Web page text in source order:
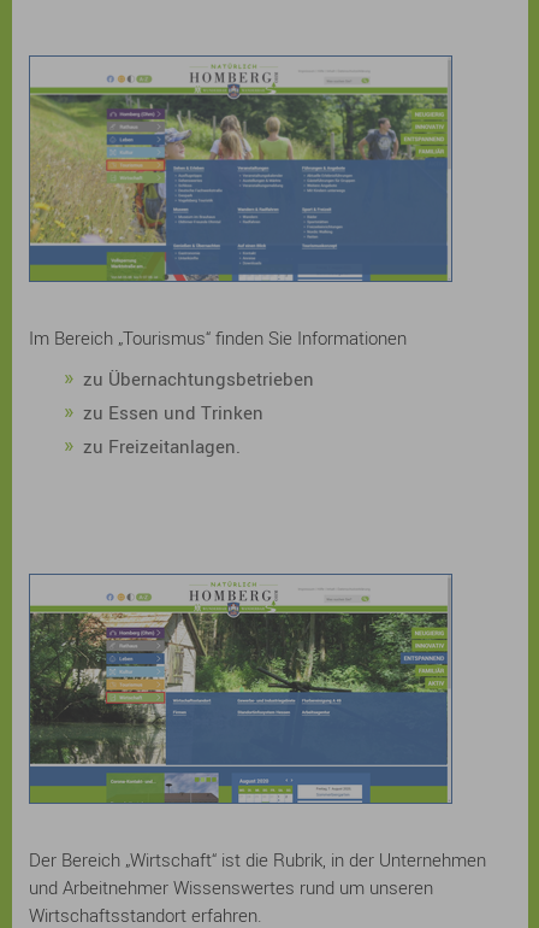
Im Bereich „Tourismus“ finden Sie Informationen
zu Übernachtungsbetrieben
zu Essen und Trinken
zu Freizeitanlagen.
Der Bereich „Wirtschaft“ ist die Rubrik, in der Unternehmen
und Arbeitnehmer Wissenswertes rund um unseren
Wirtschaftsstandort erfahren.